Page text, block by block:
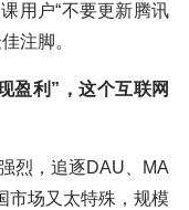
用户“不要更新腾讯
注脚。
盈利”，这个互联网
烈，追逐DAU、MA
市场又太特殊，规模